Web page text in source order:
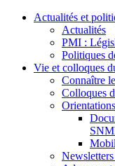
Actualités et
Actualités
PMI :
Politiques
Vie et colloques
Connaître
Colloques